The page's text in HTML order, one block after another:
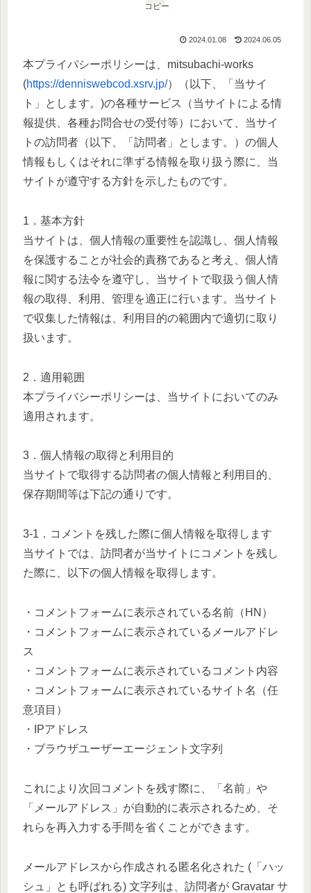
コピー
2024.01.08 2024.06.05
本プライバシーポリシーは、mitsubachi-works
(https://denniswebcod.xsrv.jp/）（以下、「当サイ
ト」とします。)の各種サービス（当サイトによる情
報提供、各種お問合せの受付等）において、当サイ
トの訪問者（以下、「訪問者」とします。）の個人
情報もしくはそれに準ずる情報を取り扱う際に、当
サイトが遵守する方針を示したものです。
1．基本方針
当サイトは、個人情報の重要性を認識し、個人情報
を保護することが社会的責務であると考え、個人情
報に関する法令を遵守し、当サイトで取扱う個人情
報の取得、利用、管理を適正に行います。当サイト
で収集した情報は、利用目的の範囲内で適切に取り
扱います。
2．適用範囲
本プライバシーポリシーは、当サイトにおいてのみ
適用されます。
3．個人情報の取得と利用目的
当サイトで取得する訪問者の個人情報と利用目的、
保存期間等は下記の通りです。
3-1．コメントを残した際に個人情報を取得します
当サイトでは、訪問者が当サイトにコメントを残し
た際に、以下の個人情報を取得します。
・コメントフォームに表示されている名前（HN）
・コメントフォームに表示されているメールアドレ
ス
・コメントフォームに表示されているコメント内容
・コメントフォームに表示されているサイト名（任
意項目）
・IPアドレス
・ブラウザユーザーエージェント文字列
これにより次回コメントを残す際に、「名前」や
「メールアドレス」が自動的に表示されるため、そ
れらを再入力する手間を省くことができます。
メールアドレスから作成される匿名化された (「ハッ
シュ」とも呼ばれる) 文字列は、訪問者が Gravatar サ